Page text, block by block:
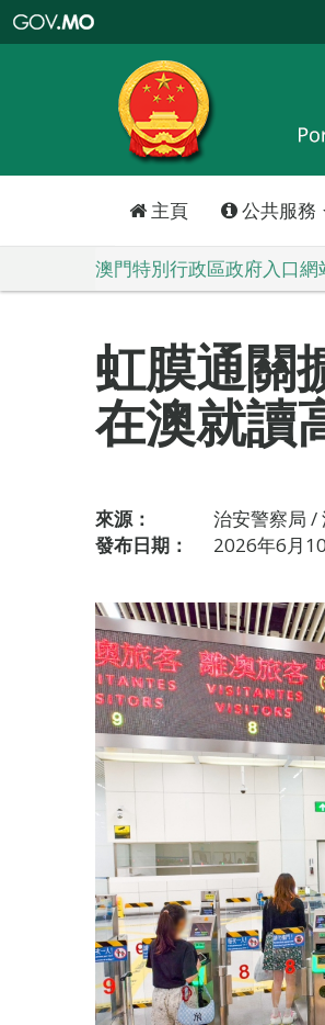
特
政
區
政
口
主頁 公共服務
澳門特別行政區政府入口網
虹膜通關
在澳就讀
來源：
治安警察局 /
發布日期：
2026年6月